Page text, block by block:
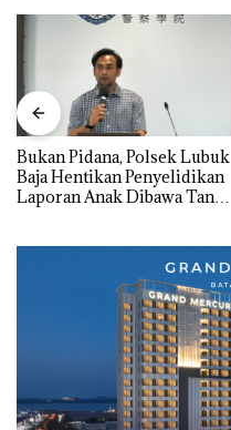
Bukan Pidana, Polsek Lubuk
Baja Hentikan Penyelidikan
Laporan Anak Dibawa Tanpa